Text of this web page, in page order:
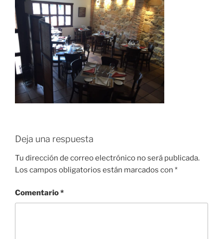
Deja una respuesta
Tu dirección de correo electrónico no será publicada.
Los campos obligatorios están marcados con *
Comentario*